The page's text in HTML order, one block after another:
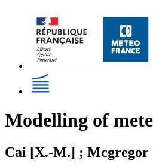
Modelling of
Cai [X.-M.] ;